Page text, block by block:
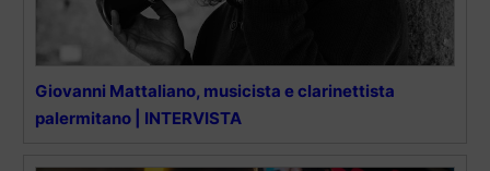
Giovanni Mattaliano, musicista e clarinettista
palermitano | INTERVISTA